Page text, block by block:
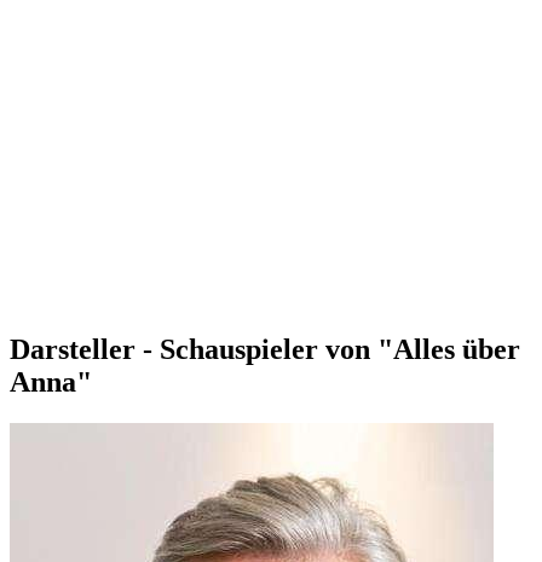
Darsteller - Schauspieler von "Alles über
Anna"